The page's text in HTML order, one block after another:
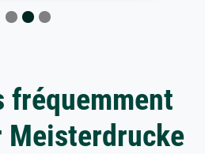
fréquemment
Meisterdrucke